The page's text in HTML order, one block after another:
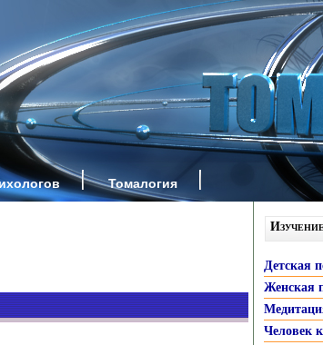
Томалогия
Детская
Женская
Человек